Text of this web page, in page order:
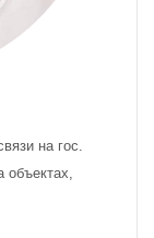
на гос.
объектах,